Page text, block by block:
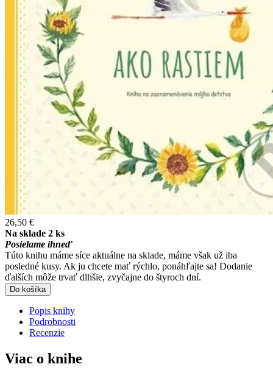
26,50 €
Na sklade 2 ks
Posielame ihneď
Túto knihu máme síce aktuálne na sklade, máme však už iba
posledné kusy. Ak ju chcete mať rýchlo, ponáhľajte sa! Dodanie
ďalších môže trvať dlhšie, zvyčajne do štyroch dní.
Do košíka
Popis knihy
Podrobnosti
Recenzie
Viac o knihe